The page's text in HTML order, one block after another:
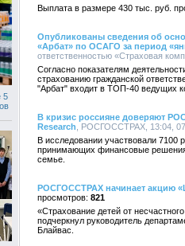
5
Выплата в размере 430 тыс. руб.
Опубликованы сведения об
«Арбат» по ОСАГО за период
ответственностью «Страховая
Согласно показателям
страхованию гражданской
"Арбат" входит в ТОП-40 ведущих
В кризис россияне доверяют
Research , РОСГОССТРАХ, 13:04,
В исследовании участвовали 7100
принимающих финансовые
семье.
РОСГОССТРАХ начинает акцию
821
«Страхование детей от
подчеркнул руководитель
Блайвас.